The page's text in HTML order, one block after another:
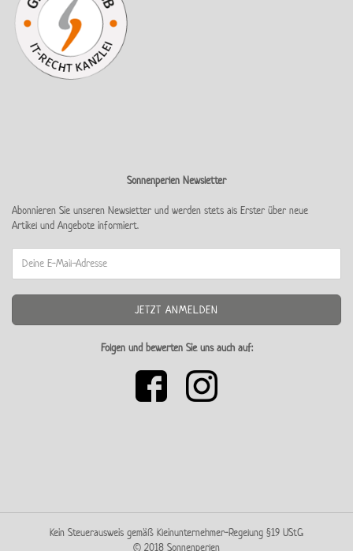
Sonnenperlen Newsletter
Abonnieren Sie unseren Newsletter und werden stets als Erster über neue
Artikel und Angebote informiert.
Folgen und bewerten Sie uns auch auf:
Kein Steuerausweis gemäß Kleinunternehmer-Regelung §19 UStG
© 2018 Sonnenperlen